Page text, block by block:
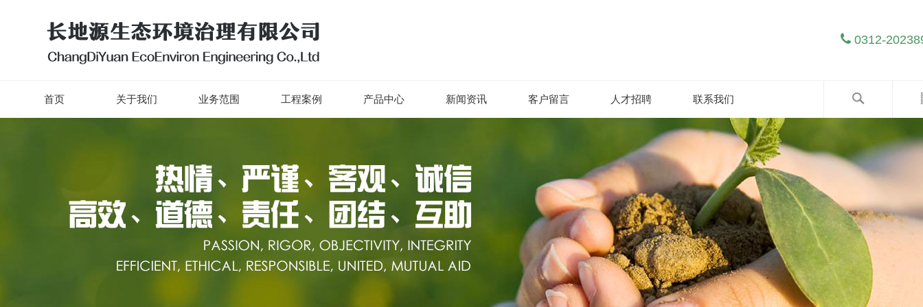
0312-
首页
首页
关于我们
关于我们
业务范围
业务范围
工程案例
工程案例
产品中心 新闻资讯 客户留言 人才招聘 联系我们